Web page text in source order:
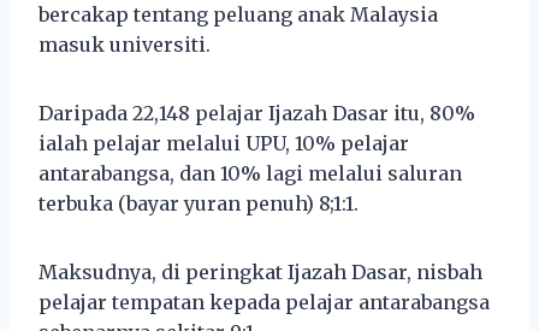
bercakap tentang peluang anak Malaysia
masuk universiti.
Daripada 22,148 pelajar Ijazah Dasar itu, 80%
ialah pelajar melalui UPU, 10% pelajar
antarabangsa, dan 10% lagi melalui saluran
terbuka (bayar yuran penuh) 8;1:1.
Maksudnya, di peringkat Ijazah Dasar, nisbah
pelajar tempatan kepada pelajar antarabangsa